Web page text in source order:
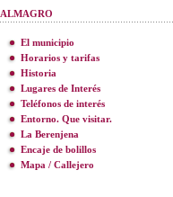
ALMAGRO
El municipio
Horarios y tarifas
Historia
Lugares de Interés
Teléfonos de interés
Entorno. Que visitar.
La Berenjena
Encaje de bolillos
Mapa / Callejero